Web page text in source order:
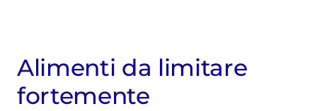
Alimenti da limitare
fortemente